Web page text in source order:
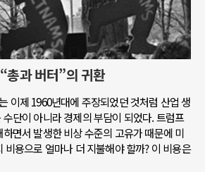
총과 버터”의 귀환
이제 1960년대에 주장되었던 것처럼 산업 생
단이 아니라 경제의 부담이 되었다. 트럼프
면서 발생한 비상 수준의 고유가 때문에 미
비용으로 얼마나 더 지불해야 할까? 이 비용은